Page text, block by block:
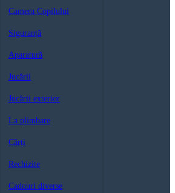
Camera Copilului
Siguranță
Aparatură
Jucării
Jucării exterior
La plimbare
Cărți
Rechizite
Cadouri diverse